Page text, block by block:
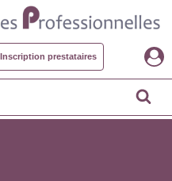
Inscription prestataires